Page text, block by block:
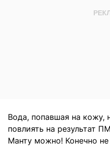
Вода, попавшая на кожу,
повлиять на результат
Манту можно! Конечно не